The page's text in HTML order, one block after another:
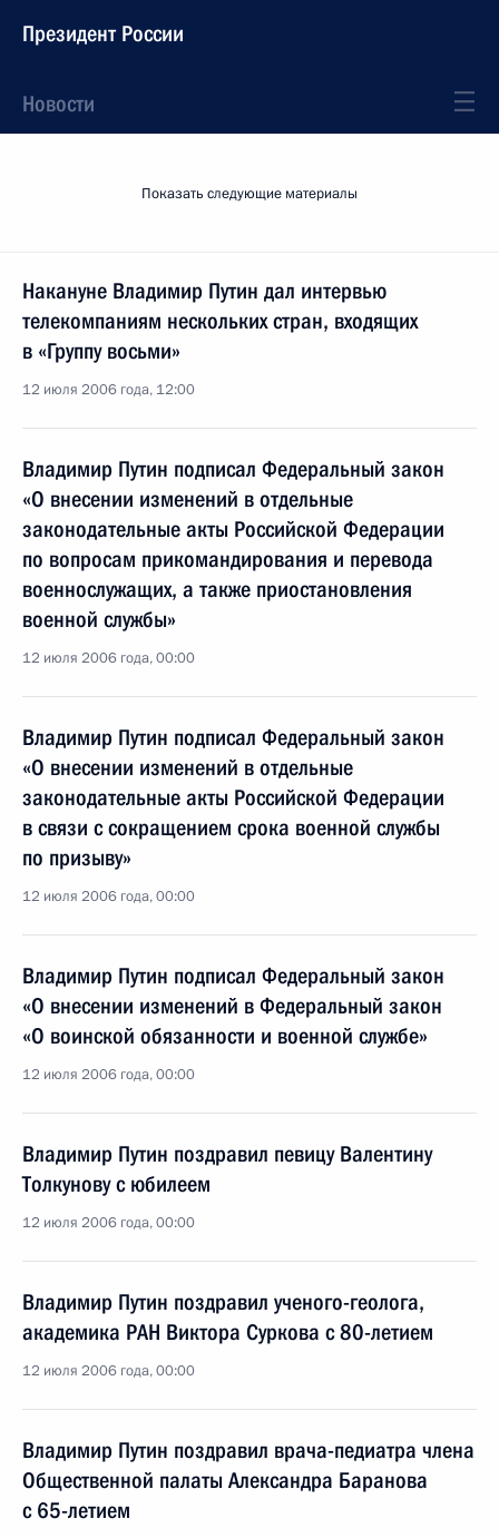
Президент России
Новости
Показать следующие материалы
Накануне Владимир Путин дал интервью
телекомпаниям нескольких стран, входящих
в «Группу восьми»
12 июля 2006 года, 12:00
Владимир Путин подписал Федеральный закон
«О внесении изменений в отдельные
законодательные акты Российской Федерации
по вопросам прикомандирования и перевода
военнослужащих, а также приостановления
военной службы»
12 июля 2006 года, 00:00
Владимир Путин подписал Федеральный закон
«О внесении изменений в отдельные
законодательные акты Российской Федерации
в связи с сокращением срока военной службы
по призыву»
12 июля 2006 года, 00:00
Владимир Путин подписал Федеральный закон
«О внесении изменений в Федеральный закон
«О воинской обязанности и военной службе»
12 июля 2006 года, 00:00
Владимир Путин поздравил певицу Валентину
Толкунову с юбилеем
12 июля 2006 года, 00:00
Владимир Путин поздравил ученого-геолога,
академика РАН Виктора Суркова с 80-летием
12 июля 2006 года, 00:00
Владимир Путин поздравил врача-педиатра члена
Общественной палаты Александра Баранова
с 65-летием